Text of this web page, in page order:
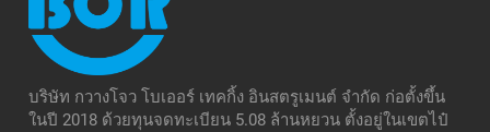
บริษัท กวางโจว โบเออร์ เทคกิ้ง อินสตรูเมนต์ จำกัด ก่อตั้งขึ้น
ในปี 2018 ด้วยทุนจดทะเบียน 5.08 ล้านหยวน ตั้งอยู่ในเขตไป๋